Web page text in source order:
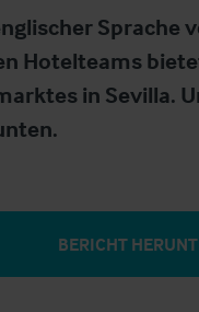
Sprache
Hotelteams
in Sevilla.
LinkedIn
BERICHT